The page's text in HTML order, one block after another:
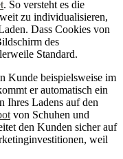
. So versteht es die
zu individualisieren,
Dass Cookies von
des
Standard.
Kunde beispielsweise im
er automatisch ein
Ihres Ladens auf den
von Schuhen und
den Kunden sicher auf
weil